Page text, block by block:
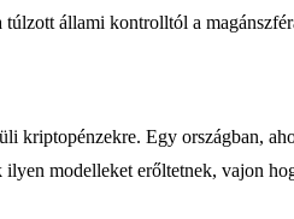
állami kontrolltól a
Egy országban,
modelleket erőltetnek, vajon